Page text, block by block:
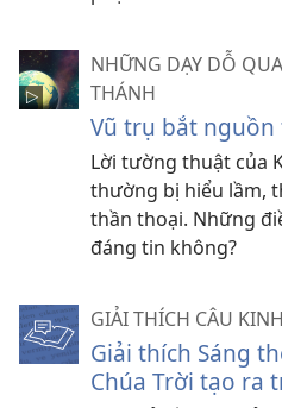
NHỮNG DẠY DỖ
THÁNH
Vũ trụ bắt nguồn
Lời tường thuật của
thường bị hiểu lầm,
thần thoại. Những
đáng tin không?
GIẢI THÍCH CÂU
Giải thích Sáng
Chúa Trời tạo ra